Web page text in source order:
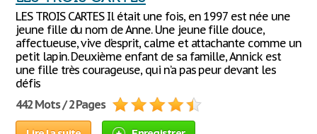
LES TROIS CARTES Il était une fois, en 1997 est née une
jeune fille du nom de Anne. Une jeune fille douce,
affectueuse, vive d’esprit, calme et attachante comme un
petit lapin. Deuxième enfant de sa famille, Annick est
une fille très courageuse, qui n’a pas peur devant les
défis
442 Mots / 2 Pages